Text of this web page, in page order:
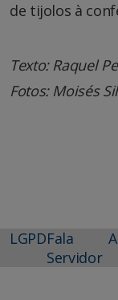
de tijolos à
Texto: Raquel
Fotos: Moisés
LGPDFala
Servidor